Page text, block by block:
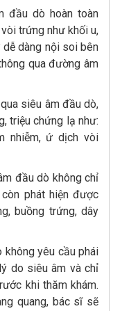
đầu dò hoàn toàn
trứng như khối u,
dễ dàng nội soi bên
qua đường âm
siêu âm đầu dò,
triệu chứng lạ như:
nhiễm, ứ dịch vòi
đầu dò không chỉ
phát hiện được
buồng trứng, dây
không yêu cầu phái
do siêu âm và chỉ
khi thăm khám.
quang, bác sĩ sẽ